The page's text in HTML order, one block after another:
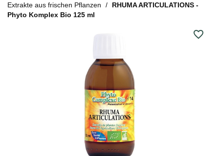
Extrakte aus frischen Pflanzen
RHUMA ARTICULATIONS -
Phyto Komplex Bio 125 ml
favorite_border